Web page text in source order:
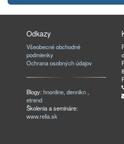
Odkazy
Všeobecné obchodné
podmienky
Ochrana osobných údajov
Blogy:hnonline,dennikn ,
etrend
Školenia a semináre:
www.relia.sk